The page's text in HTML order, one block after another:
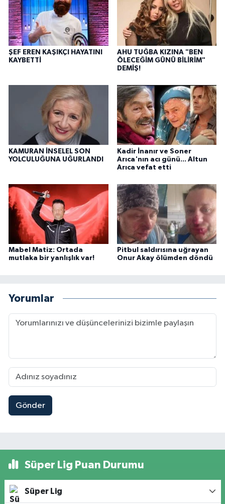
ŞEF EREN KAŞIKÇI HAYATINI
KAYBETTİ
AHU TUĞBA KIZINA "BEN
ÖLECEĞİM GÜNÜ BİLİRİM"
DEMİŞ!
KAMURAN İNSELEL SON
YOLCULUĞUNA UĞURLANDI
Kadir İnanır ve Soner
Arıca'nın acı günü... Altun
Arıca vefat etti
Mabel Matiz: Ortada
mutlaka bir yanlışlık var!
Pitbul saldırısına uğrayan
Onur Akay ölümden döndü
Yorumlar
Gönder
Süper Lig Puan Durumu
Süper Lig